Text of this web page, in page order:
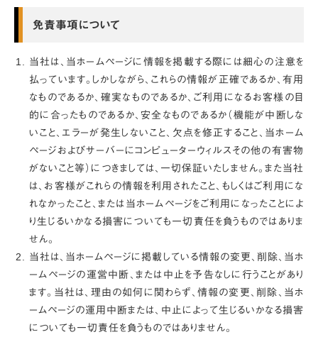
免責事項について
当社は、当ホームページに情報を掲載する際には細心の注意を
払っています。しかしながら、これらの情報が正確であるか、有用
なものであるか、確実なものであるか、ご利用になるお客様の目
的に合ったものであるか、安全なものであるか（機能が中断しな
いこと、エラーが発生しないこと、欠点を修正すること、当ホーム
ページおよびサーバーにコンピューターウィルスその他の有害物
がないこと等）につきましては、一切保証いたしません。また当社
は、お客様がこれらの情報を利用されたこと、もしくはご利用にな
れなかったこと、または当ホームページをご利用になったことによ
り生じるいかなる損害についても一切責任を負うものではありま
せん。
当社は、当ホームページに掲載している情報の変更、削除、当ホ
ームページの運営中断、または中止を予告なしに行うことがあり
ます。当社は、理由の如何に関わらず、情報の変更、削除、当ホ
ームページの運用中断または、中止によって生じるいかなる損害
についても一切責任を負うものではありません。